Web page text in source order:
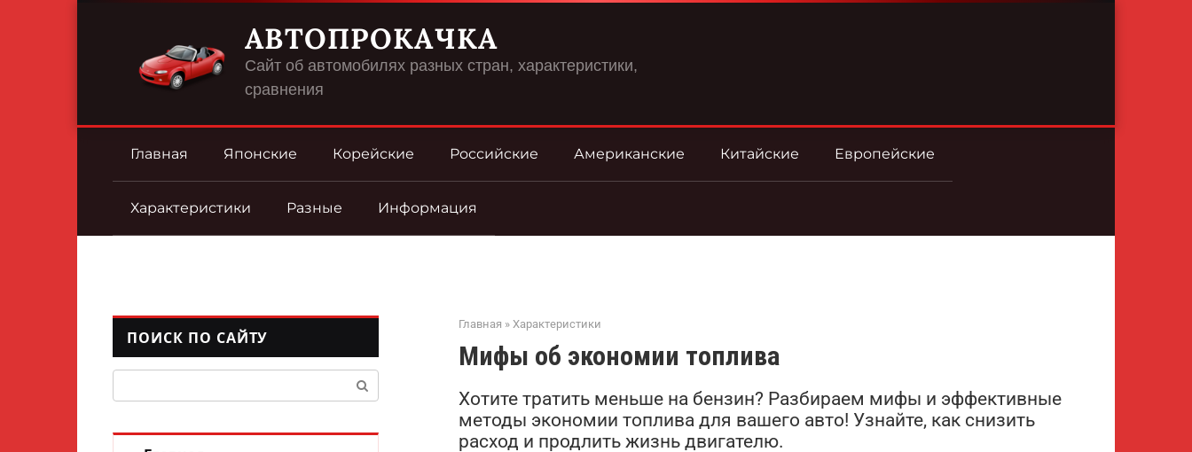
АВТОПРОКАЧКА
Сайт об автомобилях разных стран, характеристики,
сравнения
Главная Японские Корейские Российские Американские Китайские Европейские
Характеристики Разные Информация
Главная » Характеристики
Мифы об экономии топлива
Хотите тратить меньше на бензин? Разбираем мифы и эффективные
методы экономии топлива для вашего авто! Узнайте, как снизить
расход и продлить жизнь двигателю.
ПОИСК ПО САЙТУ